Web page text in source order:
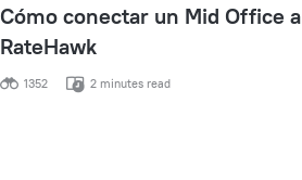
Cómo conectar un Mid Office a
RateHawk
1352 2 minutes read